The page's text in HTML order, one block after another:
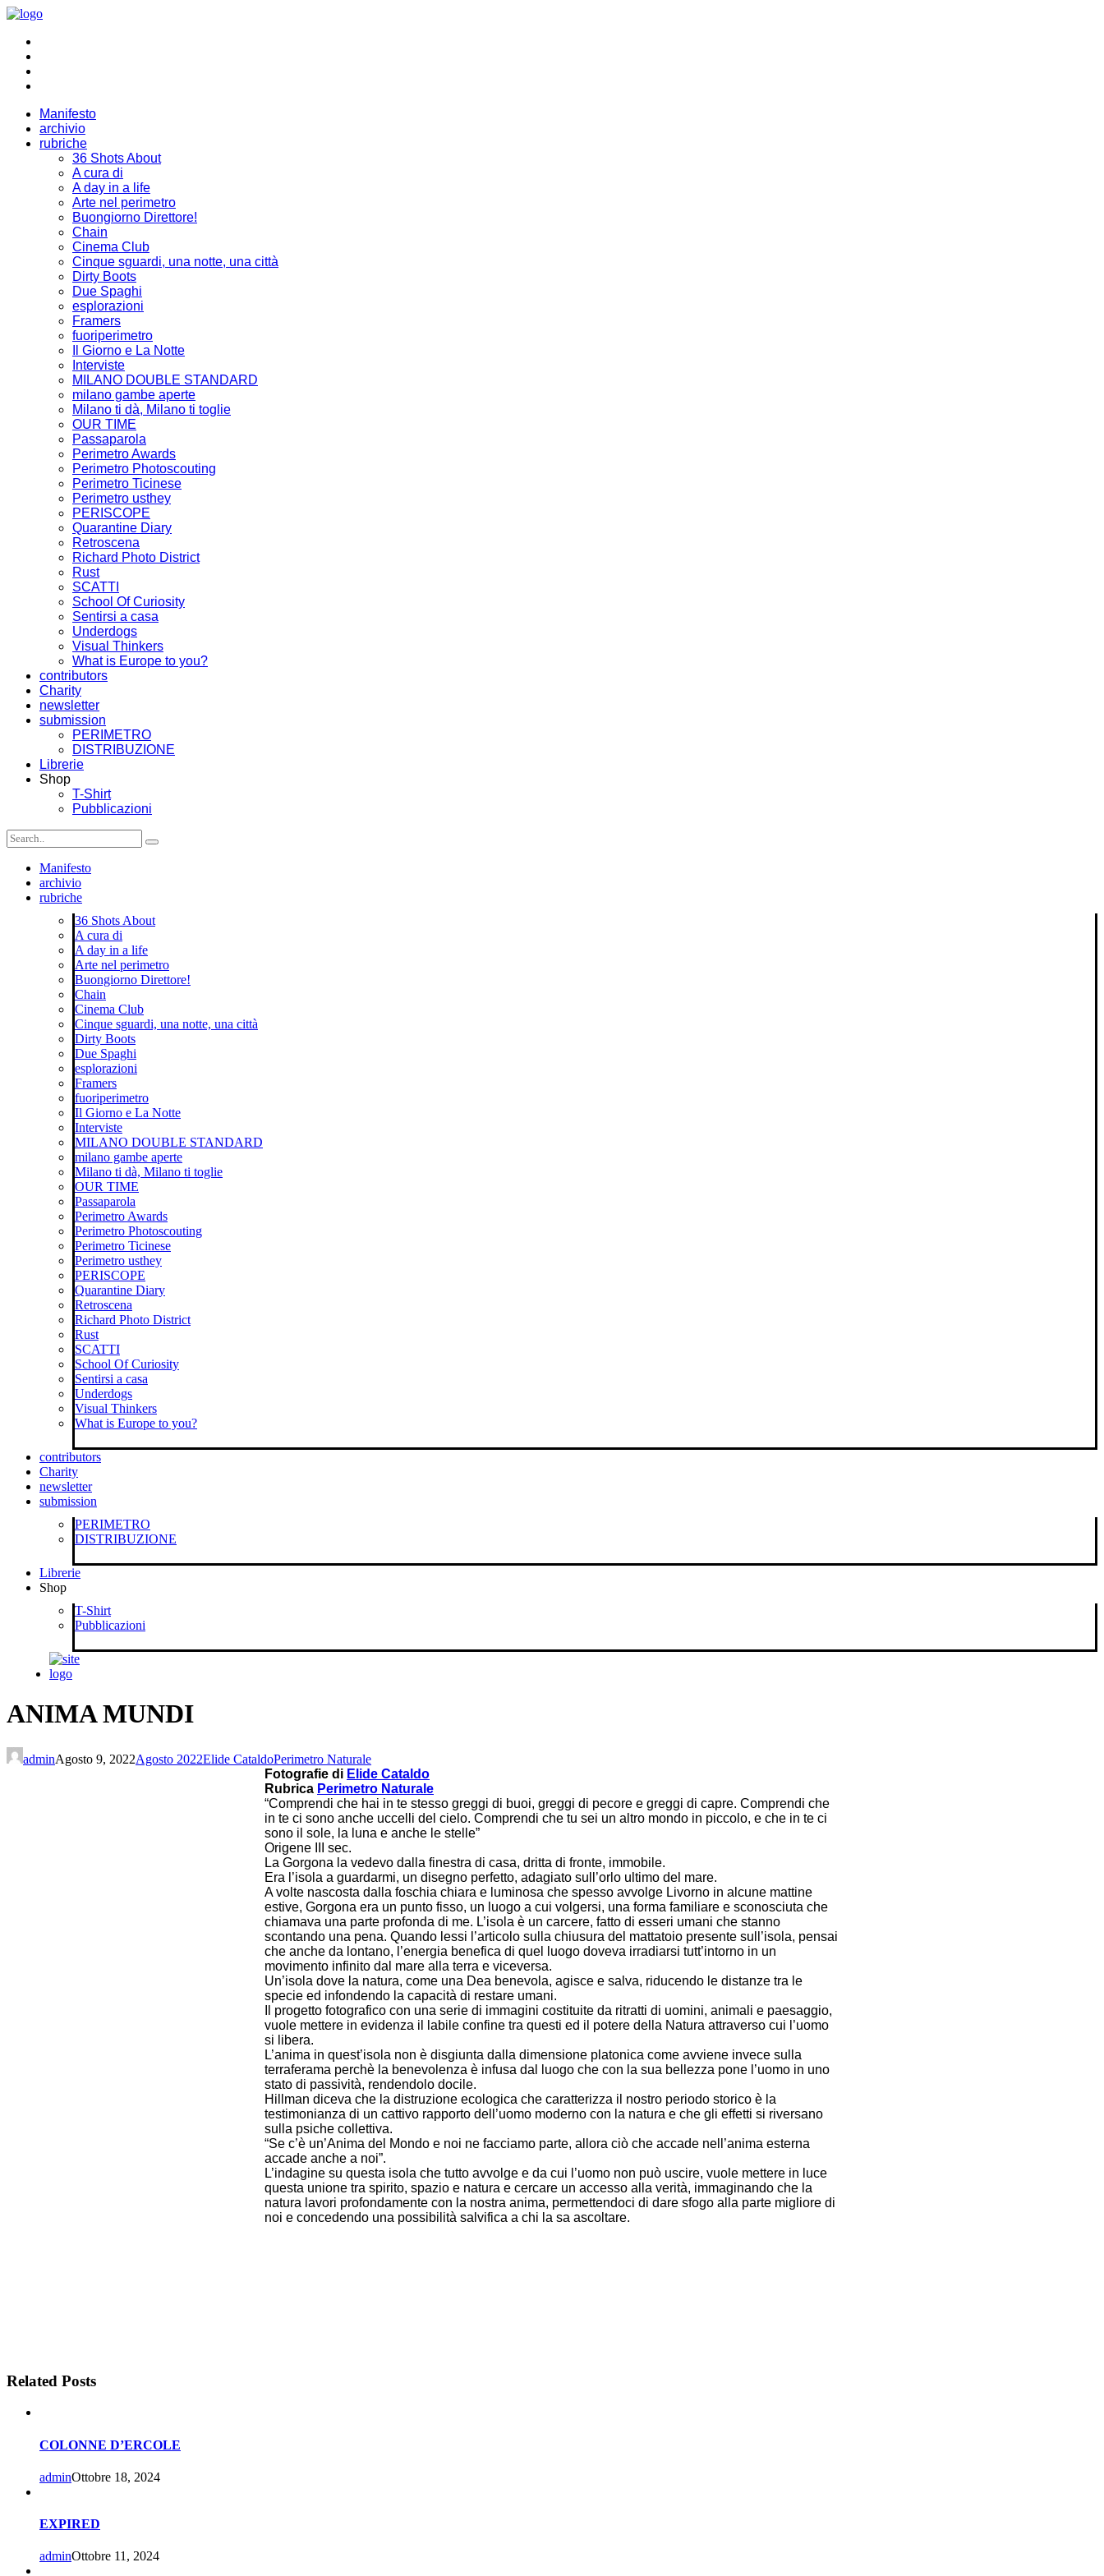
Manifesto
archivio
rubriche
36 Shots About
A cura di
A day in a life
Arte nel perimetro
Buongiorno Direttore!
Chain
Cinema Club
Cinque sguardi, una notte, una città
Dirty Boots
Due Spaghi
esplorazioni
Framers
fuoriperimetro
Il Giorno e La Notte
Interviste
MILANO DOUBLE STANDARD
milano gambe aperte
Milano ti dà, Milano ti toglie
OUR TIME
Passaparola
Perimetro Awards
Perimetro Photoscouting
Perimetro Ticinese
Perimetro usthey
PERISCOPE
Quarantine Diary
Retroscena
Richard Photo District
Rust
SCATTI
School Of Curiosity
Sentirsi a casa
Underdogs
Visual Thinkers
What is Europe to you?
contributors
Charity
newsletter
submission
PERIMETRO
DISTRIBUZIONE
Librerie
Shop
T-Shirt
Pubblicazioni
Manifesto
archivio
rubriche
36 Shots About
A cura di
A day in a life
Arte nel perimetro
Buongiorno Direttore!
Chain
Cinema Club
Cinque sguardi, una notte, una città
Dirty Boots
Due Spaghi
esplorazioni
Framers
fuoriperimetro
Il Giorno e La Notte
Interviste
MILANO DOUBLE STANDARD
milano gambe aperte
Milano ti dà, Milano ti toglie
OUR TIME
Passaparola
Perimetro Awards
Perimetro Photoscouting
Perimetro Ticinese
Perimetro usthey
PERISCOPE
Quarantine Diary
Retroscena
Richard Photo District
Rust
SCATTI
School Of Curiosity
Sentirsi a casa
Underdogs
Visual Thinkers
What is Europe to you?
contributors
Charity
newsletter
submission
PERIMETRO
DISTRIBUZIONE
Librerie
Shop
T-Shirt
Pubblicazioni
ANIMA MUNDI
adminAgosto 9, 2022Agosto 2022Elide CataldoPerimetro Naturale
Fotografie di Elide Cataldo
Rubrica Perimetro Naturale
“Comprendi che hai in te stesso greggi di buoi, greggi di pecore e greggi di capre. Comprendi che
in te ci sono anche uccelli del cielo. Comprendi che tu sei un altro mondo in piccolo, e che in te ci
sono il sole, la luna e anche le stelle”
Origene III sec.
La Gorgona la vedevo dalla finestra di casa, dritta di fronte, immobile.
Era l’isola a guardarmi, un disegno perfetto, adagiato sull’orlo ultimo del mare.
A volte nascosta dalla foschia chiara e luminosa che spesso avvolge Livorno in alcune mattine
estive, Gorgona era un punto fisso, un luogo a cui volgersi, una forma familiare e sconosciuta che
chiamava una parte profonda di me. L’isola è un carcere, fatto di esseri umani che stanno
scontando una pena. Quando lessi l’articolo sulla chiusura del mattatoio presente sull’isola, pensai
che anche da lontano, l’energia benefica di quel luogo doveva irradiarsi tutt’intorno in un
movimento infinito dal mare alla terra e viceversa.
Un’isola dove la natura, come una Dea benevola, agisce e salva, riducendo le distanze tra le
specie ed infondendo la capacità di restare umani.
Il progetto fotografico con una serie di immagini costituite da ritratti di uomini, animali e paesaggio,
vuole mettere in evidenza il labile confine tra questi ed il potere della Natura attraverso cui l’uomo
si libera.
L’anima in quest’isola non è disgiunta dalla dimensione platonica come avviene invece sulla
terraferama perchè la benevolenza è infusa dal luogo che con la sua bellezza pone l’uomo in uno
stato di passività, rendendolo docile.
Hillman diceva che la distruzione ecologica che caratterizza il nostro periodo storico è la
testimonianza di un cattivo rapporto dell’uomo moderno con la natura e che gli effetti si riversano
sulla psiche collettiva.
“Se c’è un’Anima del Mondo e noi ne facciamo parte, allora ciò che accade nell’anima esterna
accade anche a noi”.
L’indagine su questa isola che tutto avvolge e da cui l’uomo non può uscire, vuole mettere in luce
questa unione tra spirito, spazio e natura e cercare un accesso alla verità, immaginando che la
natura lavori profondamente con la nostra anima, permettendoci di dare sfogo alla parte migliore di
noi e concedendo una possibilità salvifica a chi la sa ascoltare.
Related Posts
COLONNE D’ERCOLE
adminOttobre 18, 2024
EXPIRED
adminOttobre 11, 2024